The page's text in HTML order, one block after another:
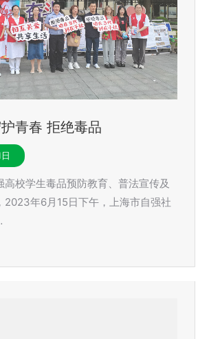
护青春 拒绝毒品
高校学生毒品预防教育、普法宣传及
2023年6月15日下午，上海市自强社